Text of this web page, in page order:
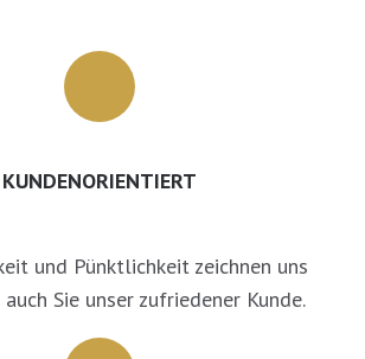
KUNDENORIENTIERT
und Pünktlichkeit zeichnen uns
auch Sie unser zufriedener Kunde.